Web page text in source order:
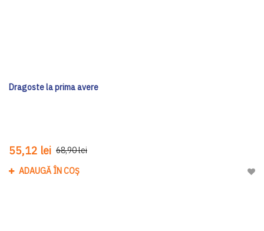
Dragoste la prima avere
55,12 lei 68,90 lei
ADAUGĂ ÎN COȘ